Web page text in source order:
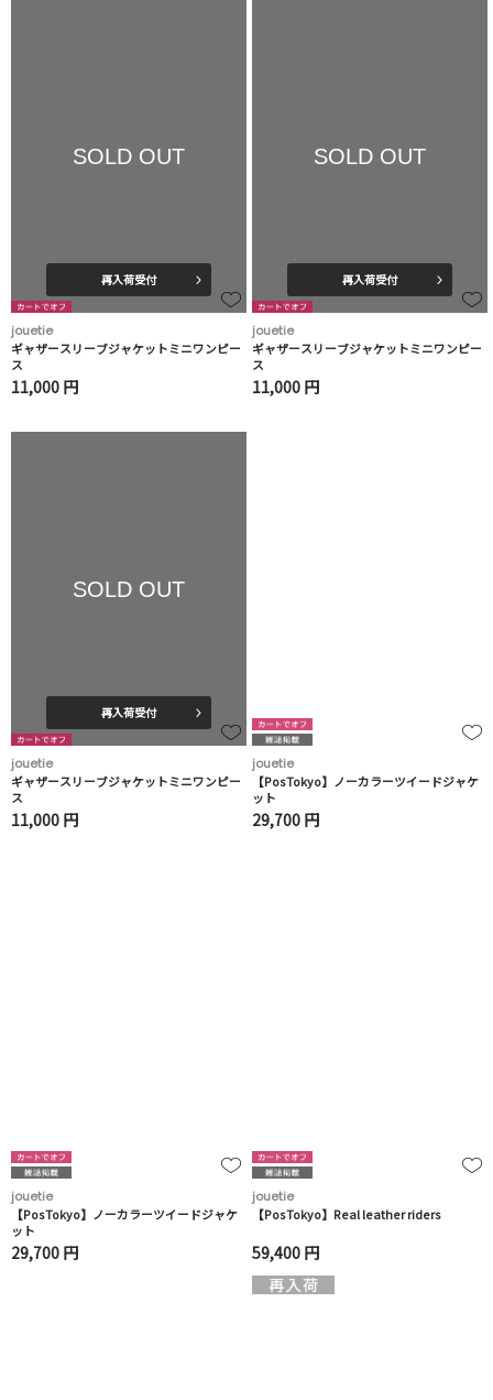
SOLD OUT
再入荷受付
jouetie
ギャザースリーブジャケットミニワンピー
ス
11,000 円
SOLD OUT
再入荷受付
jouetie
ギャザースリーブジャケットミニワンピー
ス
11,000 円
SOLD OUT
再入荷受付
jouetie
ギャザースリーブジャケットミニワンピー
ス
11,000 円
jouetie
【PosTokyo】ノーカラーツイードジャケ
ット
29,700 円
jouetie
【PosTokyo】ノーカラーツイードジャケ
ット
29,700 円
jouetie
【PosTokyo】Real leather riders
59,400 円